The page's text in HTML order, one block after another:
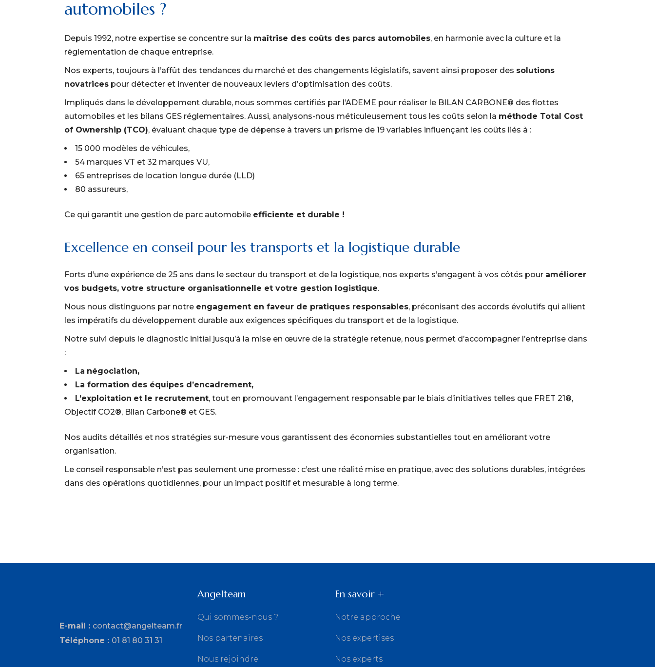
automobiles ?
Depuis 1992, notre expertise se concentre sur la maîtrise des coûts des parcs automobiles, en harmonie avec la culture et la
réglementation de chaque entreprise.
Nos experts, toujours à l’affût des tendances du marché et des changements législatifs, savent ainsi proposer des solutions
novatrices pour détecter et inventer de nouveaux leviers d’optimisation des coûts.
Impliqués dans le développement durable, nous sommes certifiés par l’ADEME pour réaliser le BILAN CARBONE® des flottes
automobiles et les bilans GES réglementaires. Aussi, analysons-nous méticuleusement tous les coûts selon la méthode Total Cost
of Ownership (TCO), évaluant chaque type de dépense à travers un prisme de 19 variables influençant les coûts liés à :
15 000 modèles de véhicules,
54 marques VT et 32 marques VU,
65 entreprises de location longue durée (LLD)
80 assureurs,
Ce qui garantit une gestion de parc automobile efficiente et durable !
Excellence en conseil pour les transports et la logistique durable
Forts d’une expérience de 25 ans dans le secteur du transport et de la logistique, nos experts s’engagent à vos côtés pour améliorer
vos budgets, votre structure organisationnelle et votre gestion logistique.
Nous nous distinguons par notre engagement en faveur de pratiques responsables, préconisant des accords évolutifs qui allient
les impératifs du développement durable aux exigences spécifiques du transport et de la logistique.
Notre suivi depuis le diagnostic initial jusqu’à la mise en œuvre de la stratégie retenue, nous permet d’accompagner l’entreprise dans
:
La négociation,
La formation des équipes d’encadrement,
L’exploitation et le recrutement, tout en promouvant l’engagement responsable par le biais d’initiatives telles que FRET 21®,
Objectif CO2®, Bilan Carbone® et GES.
Nos audits détaillés et nos stratégies sur-mesure vous garantissent des économies substantielles tout en améliorant votre
organisation.
Le conseil responsable n’est pas seulement une promesse : c’est une réalité mise en pratique, avec des solutions durables, intégrées
dans des opérations quotidiennes, pour un impact positif et mesurable à long terme.
E-mail : contact@angelteam.fr
Téléphone : 01 81 80 31 31
Angelteam
Qui sommes-nous ?
Nos partenaires
Nous rejoindre
En savoir +
Notre approche
Nos expertises
Nos experts